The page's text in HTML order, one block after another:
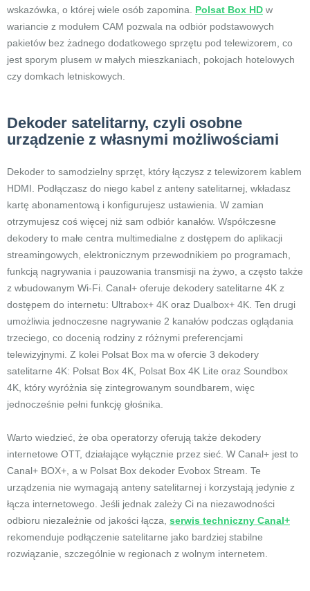
wskazówka, o której wiele osób zapomina. Polsat Box HD w
wariancie z modułem CAM pozwala na odbiór podstawowych
pakietów bez żadnego dodatkowego sprzętu pod telewizorem, co
jest sporym plusem w małych mieszkaniach, pokojach hotelowych
czy domkach letniskowych.
Dekoder satelitarny, czyli osobne
urządzenie z własnymi możliwościami
Dekoder to samodzielny sprzęt, który łączysz z telewizorem kablem
HDMI. Podłączasz do niego kabel z anteny satelitarnej, wkładasz
kartę abonamentową i konfigurujesz ustawienia. W zamian
otrzymujesz coś więcej niż sam odbiór kanałów. Współczesne
dekodery to małe centra multimedialne z dostępem do aplikacji
streamingowych, elektronicznym przewodnikiem po programach,
funkcją nagrywania i pauzowania transmisji na żywo, a często także
z wbudowanym Wi-Fi. Canal+ oferuje dekodery satelitarne 4K z
dostępem do internetu: Ultrabox+ 4K oraz Dualbox+ 4K. Ten drugi
umożliwia jednoczesne nagrywanie 2 kanałów podczas oglądania
trzeciego, co docenią rodziny z różnymi preferencjami
telewizyjnymi. Z kolei Polsat Box ma w ofercie 3 dekodery
satelitarne 4K: Polsat Box 4K, Polsat Box 4K Lite oraz Soundbox
4K, który wyróżnia się zintegrowanym soundbarem, więc
jednocześnie pełni funkcję głośnika.
Warto wiedzieć, że oba operatorzy oferują także dekodery
internetowe OTT, działające wyłącznie przez sieć. W Canal+ jest to
Canal+ BOX+, a w Polsat Box dekoder Evobox Stream. Te
urządzenia nie wymagają anteny satelitarnej i korzystają jedynie z
łącza internetowego. Jeśli jednak zależy Ci na niezawodności
odbioru niezależnie od jakości łącza, serwis techniczny Canal+
rekomenduje podłączenie satelitarne jako bardziej stabilne
rozwiązanie, szczególnie w regionach z wolnym internetem.